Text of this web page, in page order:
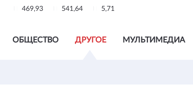
469,93 541,64 5,71
ОБЩЕСТВО ДРУГОЕ МУЛЬТИМЕДИА